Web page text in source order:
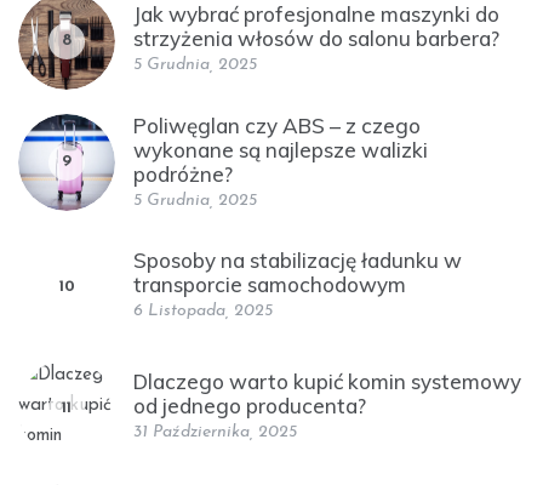
8
Jak wybrać profesjonalne maszynki do
strzyżenia włosów do salonu barbera?
5 Grudnia, 2025
9
Poliwęglan czy ABS – z czego
wykonane są najlepsze walizki
podróżne?
5 Grudnia, 2025
10
Sposoby na stabilizację ładunku w
transporcie samochodowym
6 Listopada, 2025
11
Dlaczego warto kupić komin systemowy
od jednego producenta?
31 Października, 2025